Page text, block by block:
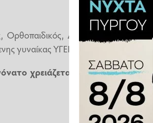
Ορθοπαιδικός, Διευθυντής Κέντρου
γυναίκας ΥΓΕΙΑ.
χρειάζεται προστασία για να